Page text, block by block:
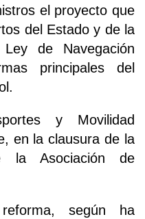
el proyecto que
del Estado y de la
de Navegación
principales del
y Movilidad
en la clausura de la
la Asociación de
según ha